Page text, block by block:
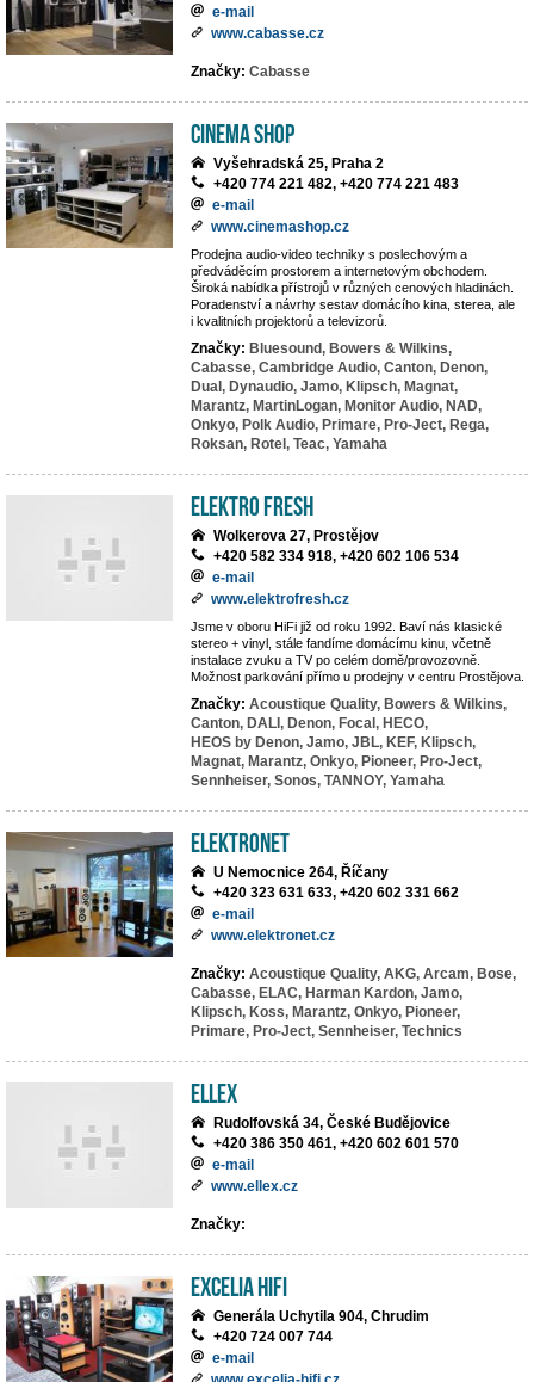
e-mail
www.cabasse.cz
Značky: Cabasse
Cinema Shop
Vyšehradská 25, Praha 2
+420 774 221 482, +420 774 221 483
e-mail
www.cinemashop.cz
Prodejna audio-video techniky s poslechovým a
předváděcím prostorem a internetovým obchodem.
Široká nabídka přístrojů v různých cenových hladinách.
Poradenství a návrhy sestav domácího kina, sterea, ale
i kvalitních projektorů a televizorů.
Značky: Bluesound, Bowers & Wilkins,
Cabasse, Cambridge Audio, Canton, Denon,
Dual, Dynaudio, Jamo, Klipsch, Magnat,
Marantz, MartinLogan, Monitor Audio, NAD,
Onkyo, Polk Audio, Primare, Pro-Ject, Rega,
Roksan, Rotel, Teac, Yamaha
Elektro Fresh
Wolkerova 27, Prostějov
+420 582 334 918, +420 602 106 534
e-mail
www.elektrofresh.cz
Jsme v oboru HiFi již od roku 1992. Baví nás klasické
stereo + vinyl, stále fandíme domácímu kinu, včetně
instalace zvuku a TV po celém domě/provozovně.
Možnost parkování přímo u prodejny v centru Prostějova.
Značky: Acoustique Quality, Bowers & Wilkins,
Canton, DALI, Denon, Focal, HECO,
HEOS by Denon, Jamo, JBL, KEF, Klipsch,
Magnat, Marantz, Onkyo, Pioneer, Pro-Ject,
Sennheiser, Sonos, TANNOY, Yamaha
ElektroNet
U Nemocnice 264, Říčany
+420 323 631 633, +420 602 331 662
e-mail
www.elektronet.cz
Značky: Acoustique Quality, AKG, Arcam, Bose,
Cabasse, ELAC, Harman Kardon, Jamo,
Klipsch, Koss, Marantz, Onkyo, Pioneer,
Primare, Pro-Ject, Sennheiser, Technics
ELLEX
Rudolfovská 34, České Budějovice
+420 386 350 461, +420 602 601 570
e-mail
www.ellex.cz
Značky:
EXCELIA HIFI
Generála Uchytila 904, Chrudim
+420 724 007 744
e-mail